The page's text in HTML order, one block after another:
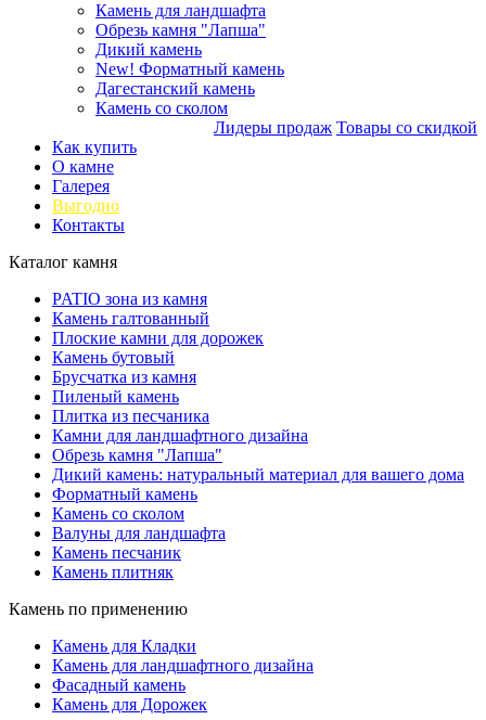
Камень для ландшафта
Обрезь камня "Лапша"
Дикий камень
New! Форматный камень
Дагестанский камень
Камень со сколом
Лидеры продаж Товары со скидкой
Как купить
О камне
Галерея
Выгодно
Контакты
Каталог камня
PATIO зона из камня
Камень галтованный
Плоские камни для дорожек
Камень бутовый
Брусчатка из камня
Пиленый камень
Плитка из песчаника
Камни для ландшафтного дизайна
Обрезь камня "Лапша"
Дикий камень: натуральный материал для вашего дома
Форматный камень
Камень со сколом
Валуны для ландшафта
Камень песчаник
Камень плитняк
Камень по применению
Камень для Кладки
Камень для ландшафтного дизайна
Фасадный камень
Камень для Дорожек